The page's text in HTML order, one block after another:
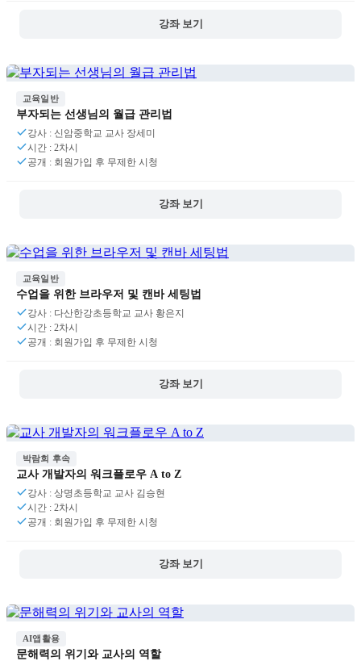
강좌 보기
교육일반
부자되는 선생님의 월급 관리법
강사 : 신암중학교 교사 장세미
시간 : 2차시
공개 : 회원가입 후 무제한 시청
강좌 보기
교육일반
수업을 위한 브라우저 및 캔바 세팅법
강사 : 다산한강초등학교 교사 황은지
시간 : 2차시
공개 : 회원가입 후 무제한 시청
강좌 보기
박람회 후속
교사 개발자의 워크플로우 A to Z
강사 : 상명초등학교 교사 김승현
시간 : 2차시
공개 : 회원가입 후 무제한 시청
강좌 보기
AI앱활용
문해력의 위기와 교사의 역할